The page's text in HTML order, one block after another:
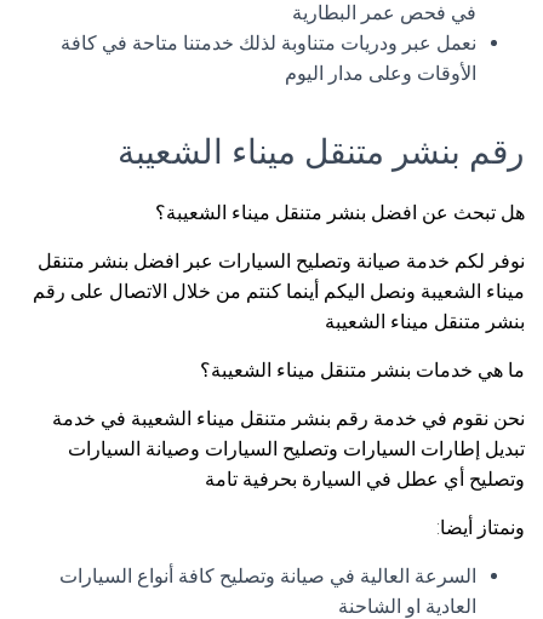
في فحص عمر البطارية
نعمل عبر ودريات متناوبة لذلك خدمتنا متاحة في كافة
الأوقات وعلى مدار اليوم
رقم بنشر متنقل ميناء الشعيبة
هل تبحث عن افضل بنشر متنقل ميناء الشعيبة؟
نوفر لكم خدمة صيانة وتصليح السيارات عبر افضل بنشر متنقل
ميناء الشعيبة ونصل اليكم أينما كنتم من خلال الاتصال على رقم
بنشر متنقل ميناء الشعيبة
ما هي خدمات بنشر متنقل ميناء الشعيبة؟
نحن نقوم في خدمة رقم بنشر متنقل ميناء الشعيبة في خدمة
تبديل إطارات السيارات وتصليح السيارات وصيانة السيارات
وتصليح أي عطل في السيارة بحرفية تامة
ونمتاز أيضا:
السرعة العالية في صيانة وتصليح كافة أنواع السيارات
العادية او الشاحنة